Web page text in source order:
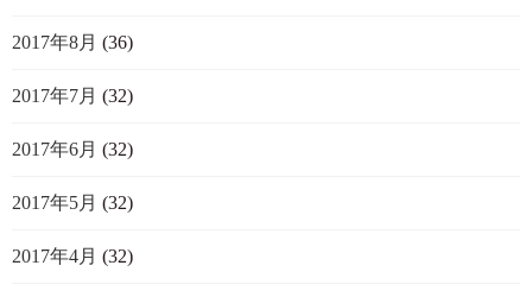
2017年8月 (36)
2017年7月 (32)
2017年6月 (32)
2017年5月 (32)
2017年4月 (32)